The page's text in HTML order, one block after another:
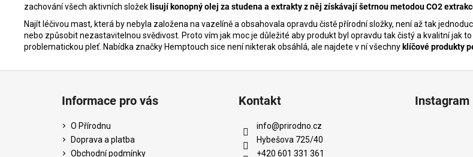
zachování všech aktivních složek lisují konopný olej za studena a extrakty z něj získávají šetrnou metodou CO2
Najít léčivou mast, která by nebyla založena na vazelíně a obsahovala opravdu čistě přírodní složky, není až tak
nebo způsobit nezastavitelnou svědivost. Proto vím jak moc je důležité aby produkt byl opravdu tak čistý a kvalitní jak
problematickou pleť. Nabídka značky Hemptouch sice není nikterak obsáhlá, ale najdete v ní všechny klíčové produkty
Informace pro vás
O Přírodnu
Doprava a platba
Obchodní podmínky
Kontakt
info@prirodno.cz
Hybešova 725/40
+420 601 331 361
Instagram